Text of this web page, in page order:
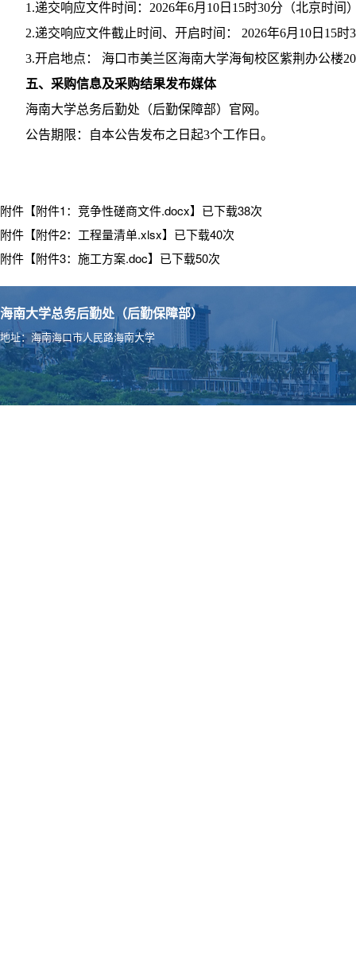
1.递交响应文件时间：2026年6月10日15时30分（北京时间
2.递交响应文件截止时间、开启时间： 2026年6月10日15时
3.开启地点： 海口市美兰区海南大学海甸校区紫荆办公楼
五、采购信息及采购结果发布媒体
海南大学总务后勤处（后勤保障部）官网。
公告期限：自本公告发布之日起3个工作日。
附件【附件1：竞争性磋商文件.docx】已下载38次
附件【附件2：工程量清单.xlsx】已下载40次
附件【附件3：施工方案.doc】已下载50次
海南大学总务后勤处（后勤保障部）
地址：海南海口市人民路海南大学